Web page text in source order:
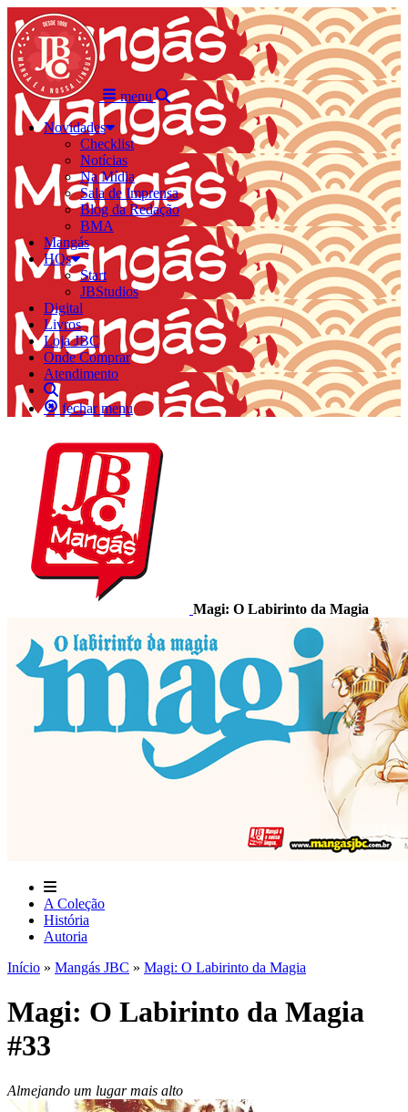
menu
Novidades
Checklist
Notícias
Na Mídia
Sala de Imprensa
Blog da Redação
BMA
Mangás
HQs
Start
JBStudios
Digital
Livros
Loja JBC
Onde Comprar
Atendimento
fechar menu
Magi: O Labirinto da Magia
A Coleção
História
Autoria
Início » Mangás JBC » Magi: O Labirinto da Magia
Magi: O Labirinto da Magia
#33
Almejando um lugar mais alto